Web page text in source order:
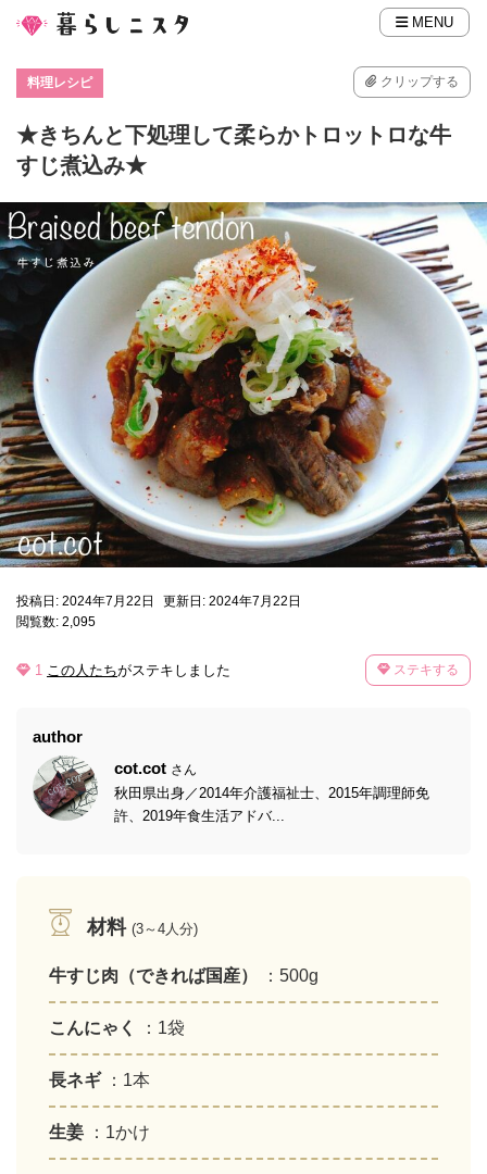
MENU
料理レシピ クリップする
★きちんと下処理して柔らかトロットロな牛
すじ煮込み★
投稿日: 2024年7月22日
更新日: 2024年7月22日
閲覧数: 2,095
1 この人たちがステキしました ステキする
author
cot.cot さん
秋田県出身／2014年介護福祉士、2015年調理師免
許、2019年食生活アドバ...
材料 (3～4人分)
牛すじ肉（できれば国産） ：500g
こんにゃく ：1袋
長ネギ ：1本
生姜 ：1かけ